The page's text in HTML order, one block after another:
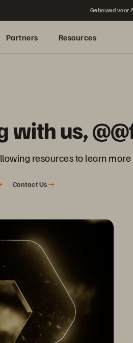
Gebouwd voor
Partners Resources
us,
resources to learn
Contact Us